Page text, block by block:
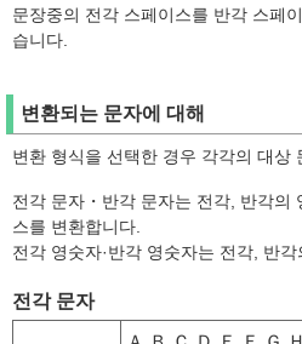
문장중의 전각 스페이스를 반각 스페
습니다.
변환되는 문자에 대해
변환 형식을 선택한 경우 각각의 대상
전각 문자・반각 문자는 전각, 반각의
스를 변환합니다.
전각 영숫자·반각 영숫자는 전각, 반
전각 문자